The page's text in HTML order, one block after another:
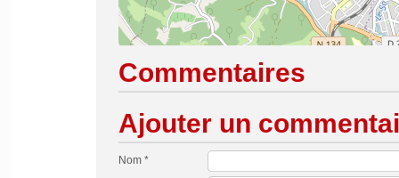
Commentaires
Ajouter un
Nom *